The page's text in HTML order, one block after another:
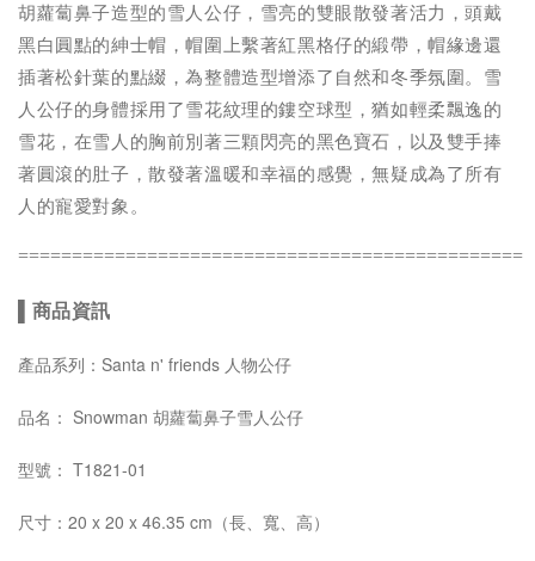
胡蘿蔔鼻子造型的雪人公仔，雪亮的雙眼散發著活力，頭戴
黑白圓點的紳士帽，帽圍上繫著紅黑格仔的緞帶，帽緣邊還
插著松針葉的點綴，為整體造型增添了自然和冬季氛圍。雪
人公仔的身體採用了雪花紋理的鏤空球型，猶如輕柔飄逸的
雪花，在雪人的胸前別著三顆閃亮的黑色寶石，以及雙手捧
著圓滾的肚子，散發著溫暖和幸福的感覺，無疑成為了所有
人的寵愛對象。
===============================================
商品資訊
產品系列：Santa n' friends 人物公仔
品名： Snowman 胡蘿蔔鼻子雪人公仔
型號： T1821-01
尺寸：20 x 20 x 46.35 cm（長、寬、高）